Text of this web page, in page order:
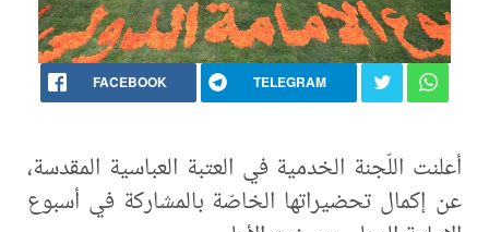
FACEBOOK TELEGRAM
أعلنت اللّجنة الخدمية في العتبة العباسية المقدسة،
عن إكمال تحضيراتها الخاصّة بالمشاركة في أسبوع